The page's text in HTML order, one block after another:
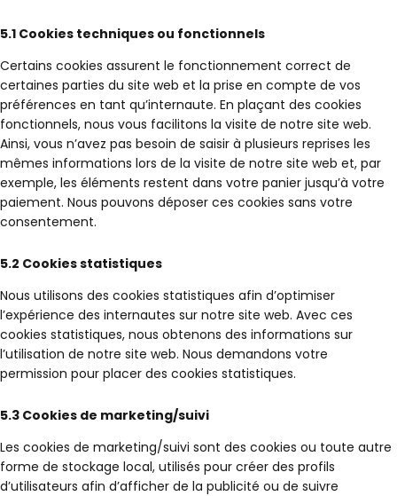
5.1 Cookies techniques ou fonctionnels
Certains cookies assurent le fonctionnement correct de
certaines parties du site web et la prise en compte de vos
préférences en tant qu’internaute. En plaçant des cookies
fonctionnels, nous vous facilitons la visite de notre site web.
Ainsi, vous n’avez pas besoin de saisir à plusieurs reprises les
mêmes informations lors de la visite de notre site web et, par
exemple, les éléments restent dans votre panier jusqu’à votre
paiement. Nous pouvons déposer ces cookies sans votre
consentement.
5.2 Cookies statistiques
Nous utilisons des cookies statistiques afin d’optimiser
l’expérience des internautes sur notre site web. Avec ces
cookies statistiques, nous obtenons des informations sur
l’utilisation de notre site web. Nous demandons votre
permission pour placer des cookies statistiques.
5.3 Cookies de marketing/suivi
Les cookies de marketing/suivi sont des cookies ou toute autre
forme de stockage local, utilisés pour créer des profils
d’utilisateurs afin d’afficher de la publicité ou de suivre